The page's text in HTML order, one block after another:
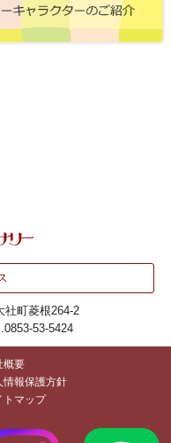
社町菱根264-2
53-5424
概要
情報保護方針
トマップ